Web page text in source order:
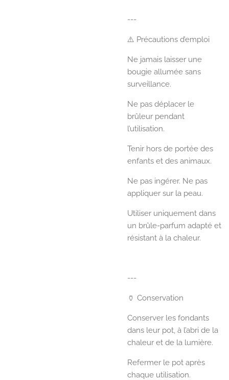
---
⚠️ Précautions d’emploi
Ne jamais laisser une
bougie allumée sans
surveillance.
Ne pas déplacer le
brûleur pendant
l’utilisation.
Tenir hors de portée des
enfants et des animaux.
Ne pas ingérer. Ne pas
appliquer sur la peau.
Utiliser uniquement dans
un brûle-parfum adapté et
résistant à la chaleur.
---
🏺 Conservation
Conserver les fondants
dans leur pot, à l’abri de la
chaleur et de la lumière.
Refermer le pot après
chaque utilisation.